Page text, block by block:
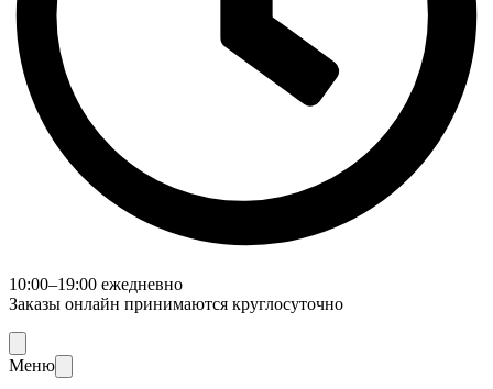
10:00–19:00 ежедневно
Заказы онлайн принимаются круглосуточно
Меню